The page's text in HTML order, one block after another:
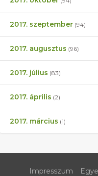
2017. szeptember (94)
2017. augusztus (96)
2017. július (83)
2017. április (2)
2017. március (1)
Impresszum